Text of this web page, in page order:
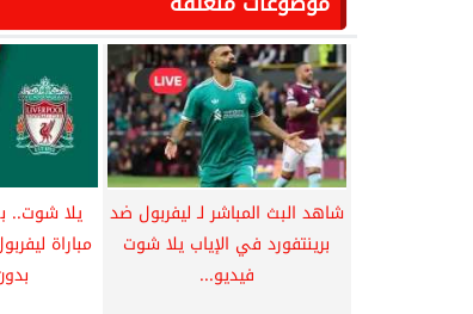
شاهد البث المباشر لـ ليفربول ضد
برينتفورد في الإياب يلا شوت
فيديو...
يلا شوت..
مباراة